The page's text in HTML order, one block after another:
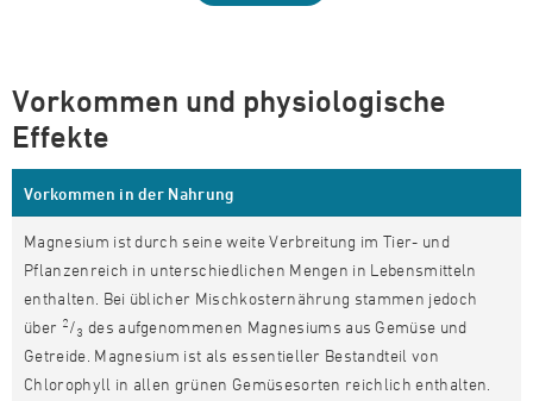
Vorkommen und physiologische
Effekte
Vorkommen in der Nahrung
Magnesium ist durch seine weite Verbreitung im Tier- und
Pflanzenreich in unterschiedlichen Mengen in Lebensmitteln
enthalten. Bei üblicher Mischkosternährung stammen jedoch
über 2/3 des aufgenommenen Magnesiums aus Gemüse und
Getreide. Magnesium ist als essentieller Bestandteil von
Chlorophyll in allen grünen Gemüsesorten reichlich enthalten.